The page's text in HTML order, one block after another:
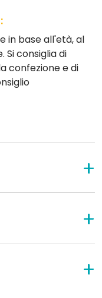
in base all'età, al
Si consiglia di
confezione e di